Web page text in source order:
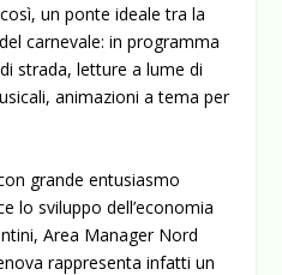
un ponte ideale tra la
carnevale: in programma
strada, letture a lume di
animazioni a tema per
grande entusiasmo
lo sviluppo dell’economia
Area Manager Nord
rappresenta infatti un